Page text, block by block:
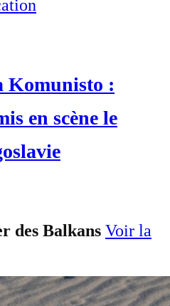
Komunisto :
en scène le
des Balkans Voir la